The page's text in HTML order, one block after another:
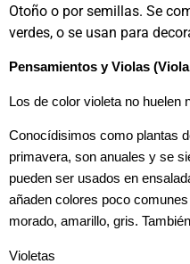
Otoño o por semillas. Se
verdes, o se usan para
Pensamientos y Violas
Los de color violeta no huelen
Conocídisimos como plantas
primavera, son anuales y se
pueden ser usados en
añaden colores poco
morado, amarillo, gris.
Violetas